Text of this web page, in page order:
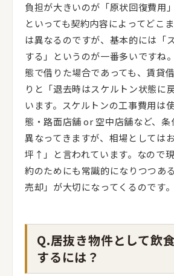
負担が大きいのが「原状回復費用
といっても契約内容によってどこ
は異なるのですが、基本的には「
する」というのが一番多いですね
態で借りた場合であっても、賃貸
りと「退去時はスケルトン状態に
います。スケルトンの工事費用は
態・路面店舗 or 空中店舗など、条
異なってきますが、相場としては
坪↑」と言われています。なので
約のためにも常識的になりつつあ
売却」が大切になってくるのです。
Q.居抜き物件として飲
するには？